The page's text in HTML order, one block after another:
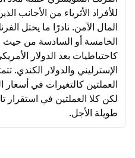
للأفراد الأثرياء من الأجانب
المال الآمن. نادرًا ما يحتل
الخامسة أو السادسة من حيث
كاحتياطيات بعد الدولار
الإسترليني والدولار الكندي.
العملتين كالتغيرات في أسعار
لكن كلا العملتين في استقرار
طويلة الأجل.